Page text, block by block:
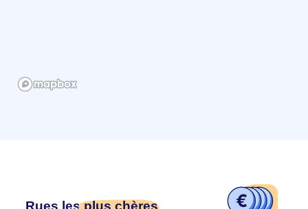
Rues lesplus chères